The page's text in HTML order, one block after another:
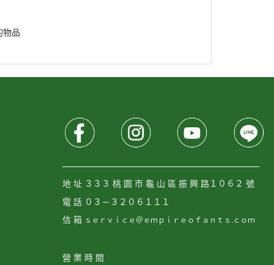
物品
———————————————————————
地 址 ３３３ 桃 園 市 龜 山 區 振 興 路１０６２ 號
電 話 ０３－３２０６１１１
信 箱 ｓｅｒｖｉｃｅ＠ｅｍｐｉｒｅｏｆａｎｔｓ.ｃｏｍ
營 業 時 間